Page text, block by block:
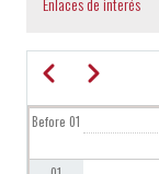
la
navegación
PAGINACIÓN
Anterior Siguiente
Before 01